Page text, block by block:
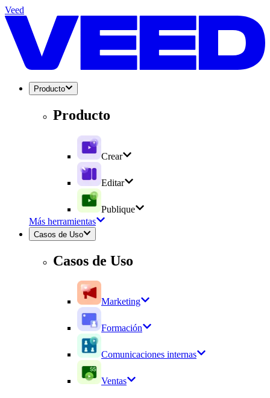
Veed
Producto
Producto
Crear
Editar
Publique
Más herramientas
Casos de Uso
Casos de Uso
Marketing
Formación
Comunicaciones internas
Ventas